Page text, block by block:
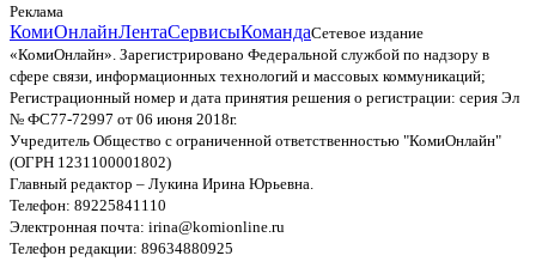
Реклама
КомиОнлайнЛентаСервисыКомандаСетевое издание
«КомиОнлайн». Зарегистрировано Федеральной службой по надзору в
сфере связи, информационных технологий и массовых коммуникаций;
Регистрационный номер и дата принятия решения о регистрации: серия Эл
№ ФС77-72997 от 06 июня 2018г.
Учредитель Общество с ограниченной ответственностью "КомиОнлайн"
(ОГРН 1231100001802)
Главный редактор – Лукина Ирина Юрьевна.
Телефон: 89225841110
Электронная почта: irina@komionline.ru
Телефон редакции: 89634880925